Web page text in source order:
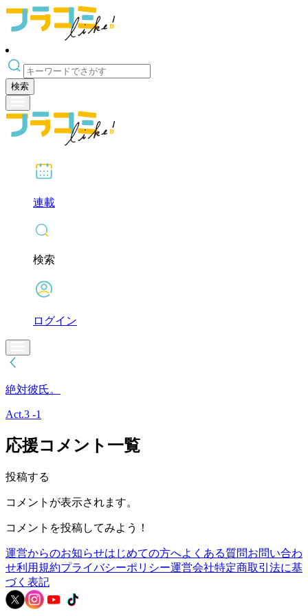
検索
連載
検索
ログイン
絶対彼氏。
Act.3 -1
応援コメント一覧
投稿する
コメントが表示されます。
コメントを投稿してみよう！
運営からのお知らせはじめての方へよくある質問お問い合わ
せ利用規約プライバシーポリシー運営会社特定商取引法に基
づく表記